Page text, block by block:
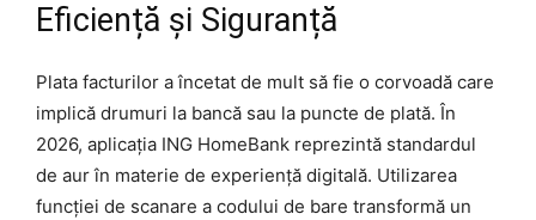
Eficiență și Siguranță
Plata facturilor a încetat de mult să fie o corvoadă care
implică drumuri la bancă sau la puncte de plată. În
2026, aplicația ING HomeBank reprezintă standardul
de aur în materie de experiență digitală. Utilizarea
funcției de scanare a codului de bare transformă un